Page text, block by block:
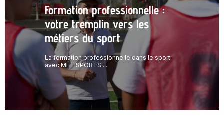
Formation professionnelle :
votre tremplin vers les
métiers du sport
La formation professionnelle dans le sport
avec METISPORTS ...